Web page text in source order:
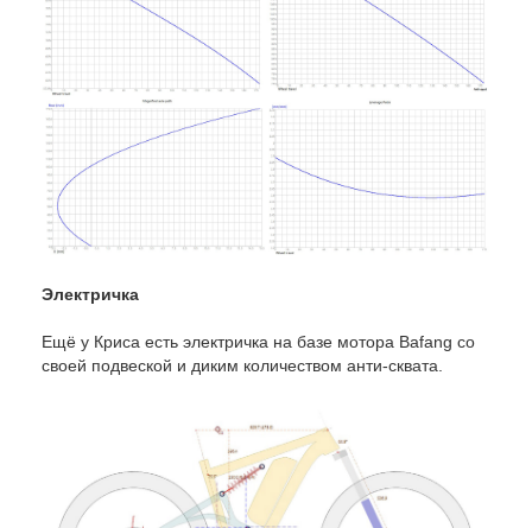
Электричка
Ещё у Криса есть электричка на базе мотора Bafang со
своей подвеской и диким количеством анти-сквата.